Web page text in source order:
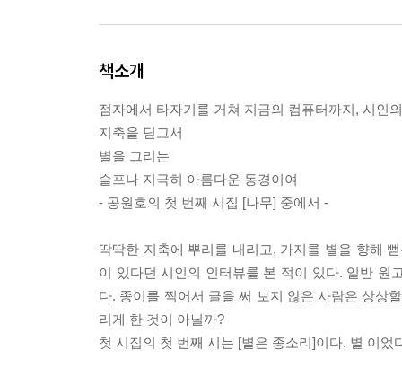
책소개
점자에서 타자기를 거쳐 지금의 컴퓨터까지, 시인
지축을 딛고서
별을 그리는
슬프나 지극히 아름다운 동경이여
- 공원호의 첫 번째 시집 [나무] 중에서 -
딱딱한 지축에 뿌리를 내리고, 가지를 별을 향해
이 있다던 시인의 인터뷰를 본 적이 있다. 일반 원
다. 종이를 찍어서 글을 써 보지 않은 사람은 상상
리게 한 것이 아닐까?
첫 시집의 첫 번째 시는 [별은 종소리]이다. 별 이었